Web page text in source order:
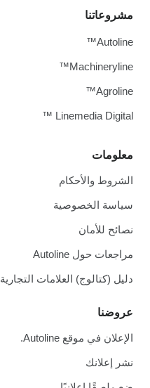
معلومات
الشروط والأحكام
سياسة الخصوصية
نصائح للأمان
مراجعات حول Autoline
دليل (كتالوج) العلامات التجارية
عروضنا
الإعلان في موقع Autoline.
نشر إعلانك
مشروعاتنا
Autoline™
Machineryline™
Agroline™
Linemedia Digital ™